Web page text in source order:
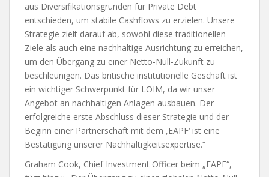
aus Diversifikationsgründen für Private Debt
entschieden, um stabile Cashflows zu erzielen. Unsere
Strategie zielt darauf ab, sowohl diese traditionellen
Ziele als auch eine nachhaltige Ausrichtung zu erreichen,
um den Übergang zu einer Netto-Null-Zukunft zu
beschleunigen. Das britische institutionelle Geschäft ist
ein wichtiger Schwerpunkt für LOIM, da wir unser
Angebot an nachhaltigen Anlagen ausbauen. Der
erfolgreiche erste Abschluss dieser Strategie und der
Beginn einer Partnerschaft mit dem ,EAPF‘ ist eine
Bestätigung unserer Nachhaltigkeitsexpertise.“
Graham Cook, Chief Investment Officer beim „EAPF“,